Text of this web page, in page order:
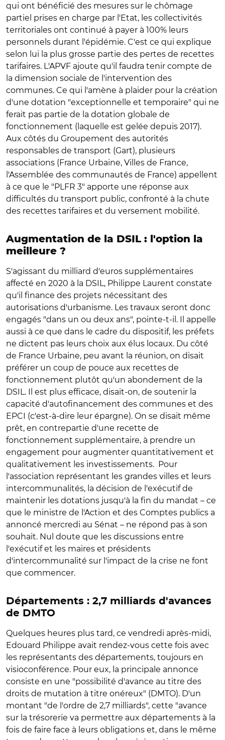
qui ont bénéficié des mesures sur le chômage
partiel prises en charge par l'Etat, les collectivités
territoriales ont continué à payer à 100% leurs
personnels durant l'épidémie. C'est ce qui explique
selon lui la plus grosse partie des pertes de recettes
tarifaires. L'APVF ajoute qu'il faudra tenir compte de
la dimension sociale de l'intervention des
communes. Ce qui l'amène à plaider pour la création
d'une dotation "exceptionnelle et temporaire" qui ne
ferait pas partie de la dotation globale de
fonctionnement (laquelle est gelée depuis 2017).
Aux côtés du Groupement des autorités
responsables de transport (Gart), plusieurs
associations (France Urbaine, Villes de France,
l'Assemblée des communautés de France) appellent
à ce que le "PLFR 3" apporte une réponse aux
difficultés du transport public, confronté à la chute
des recettes tarifaires et du versement mobilité.
Augmentation de la DSIL : l'option la
meilleure ?
S'agissant du milliard d'euros supplémentaires
affecté en 2020 à la DSIL, Philippe Laurent constate
qu'il finance des projets nécessitant des
autorisations d'urbanisme. Les travaux seront donc
engagés "dans un ou deux ans", pointe-t-il. Il appelle
aussi à ce que dans le cadre du dispositif, les préfets
ne dictent pas leurs choix aux élus locaux. Du côté
de France Urbaine, peu avant la réunion, on disait
préférer un coup de pouce aux recettes de
fonctionnement plutôt qu'un abondement de la
DSIL. Il est plus efficace, disait-on, de soutenir la
capacité d'autofinancement des communes et des
EPCI (c'est-à-dire leur épargne). On se disait même
prêt, en contrepartie d'une recette de
fonctionnement supplémentaire, à prendre un
engagement pour augmenter quantitativement et
qualitativement les investissements. Pour
l'association représentant les grandes villes et leurs
intercommunalités, la décision de l'exécutif de
maintenir les dotations jusqu'à la fin du mandat – ce
que le ministre de l'Action et des Comptes publics a
annoncé mercredi au Sénat – ne répond pas à son
souhait. Nul doute que les discussions entre
l'exécutif et les maires et présidents
d'intercommunalité sur l'impact de la crise ne font
que commencer.
Départements : 2,7 milliards d'avances
de DMTO
Quelques heures plus tard, ce vendredi après-midi,
Edouard Philippe avait rendez-vous cette fois avec
les représentants des départements, toujours en
visioconférence. Pour eux, la principale annonce
consiste en une "possibilité d'avance au titre des
droits de mutation à titre onéreux" (DMTO). D'un
montant "de l'ordre de 2,7 milliards", cette "avance
sur la trésorerie va permettre aux départements à la
fois de faire face à leurs obligations et, dans le même